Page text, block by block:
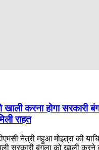
खाली करना होगा सरकारी
राहत
नेत्री महुआ मोइत्रा की
सरकारी बंगला को खाली करने